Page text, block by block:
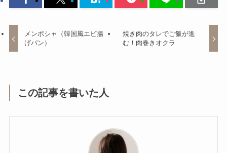
メンボシャ（韓国風エビ揚
げパン）
焼き肉のタレでご飯が進
む！肉巻きオクラ
この記事を書いた人